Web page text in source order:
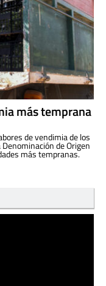
más temprana
de vendimia de los
de Origen
más tempranas.